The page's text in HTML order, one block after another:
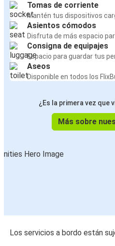
Tomas de corriente
Mantén tus dispositivos
Asientos cómodos
Disfruta de más espacio
Consigna de equipajes
Espacio para guardar tus
Aseos
Disponible en todos los
¿Es la primera vez que
Más sobre
Los servicios a bordo están